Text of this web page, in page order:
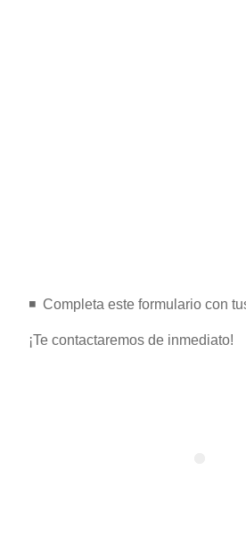
◾️ ️ Completa este formulario con
¡Te contactaremos de inmediato!